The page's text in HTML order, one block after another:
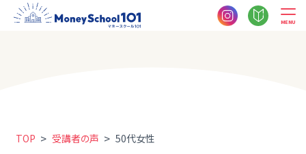
MENU
TOP > 受講者の声 > 50代女性